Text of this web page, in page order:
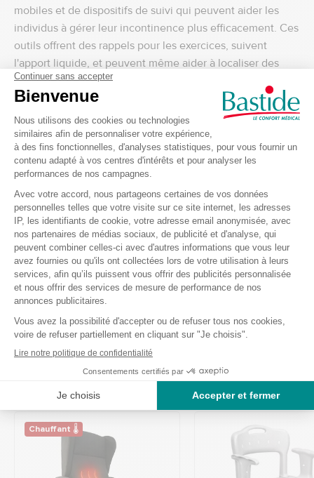
mobiles et de dispositifs de suivi qui peuvent aider les
individus à gérer leur incontinence plus efficacement. Ces
outils offrent des rappels pour les exercices, suivent
l'apport liquide, et peuvent même aider à localiser des
toilettes publiques lors de déplacements.
Vers une gestion plus autonome
L'objectif ultime dans la gestion de l'incontinence est de
vivre une vie pleine, sans être entravé par les
préoccupations et les limitations que cette condition peut
imposer. En adoptant une approche proactive, en
s'équipant des bons outils, et en s'entourant d'un réseau
de soutien, il est possible de renforcer l'autonomie et de
naviguer la vie quotidienne avec confiance et dignité.
L'incontinence ne définit pas qui vous êtes. Avec les
bonnes stratégies et un état d'esprit positif, il est tout à fait
possible de mener une vie active et indépendante, tout
en gérant efficacement cette condition.
Top ventes
Chauffant 🌡